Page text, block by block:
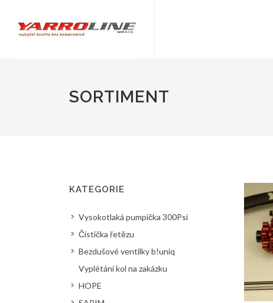
SORTIMENT
KATEGORIE
Vysokotlaká pumpička 300Psi
Čistička řetězu
Bezdušové ventilky b!uniq
Vyplétání kol na zakázku
HOPE